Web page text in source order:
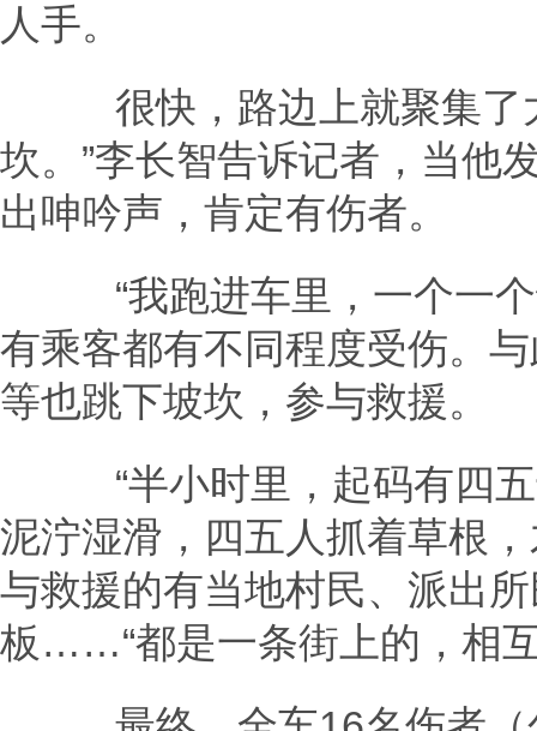
人手。
很快，路边上就聚集了
坎。”李长智告诉记者，当他
出呻吟声，肯定有伤者。
“我跑进车里，一个一个
有乘客都有不同程度受伤。
等也跳下坡坎，参与救援。
“半小时里，起码有四五
泥泞湿滑，四五人抓着草根
与救援的有当地村民、派出
板……“都是一条街上的，相